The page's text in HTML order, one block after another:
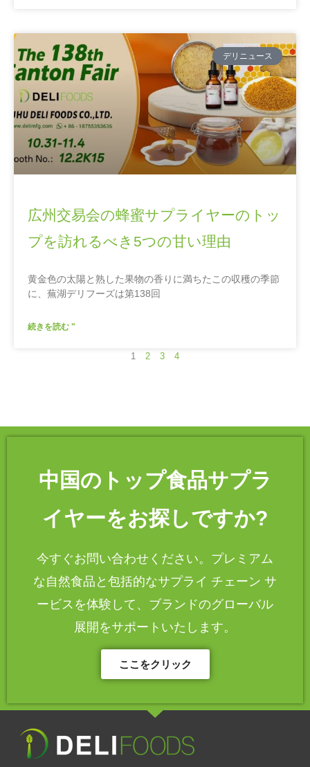
デリニュース
広州交易会の蜂蜜サプライヤーのトッ
プを訪れるべき5つの甘い理由
黄金色の太陽と熟した果物の香りに満ちたこの収穫の季節
に、蕪湖デリフーズは第138回
続きを読む "
1 2 3 4
中国のトップ食品サプラ
イヤーをお探しですか?
今すぐお問い合わせください。プレミアム
な自然食品と包括的なサプライ チェーン サ
ービスを体験して、ブランドのグローバル
展開をサポートいたします。
ここをクリック